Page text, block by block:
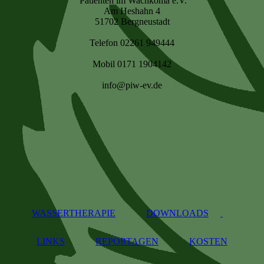
Am Heshahn 4
51702 Bergneustadt
Telefon 02261 949444
Mobil 0171 1904142
info@piw-ev.de
WASSERTHERAPIE DOWNLOADS
LINKS REPORTAGEN KOSTEN